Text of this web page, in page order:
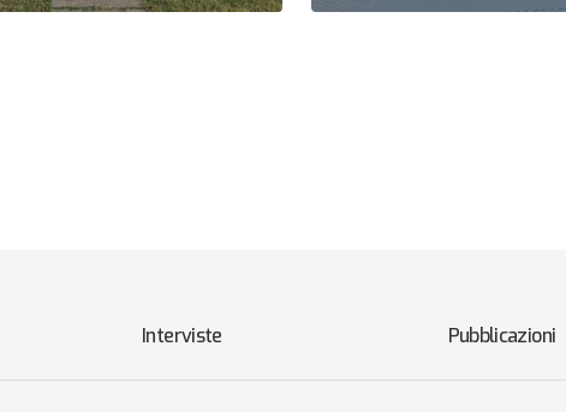
Interviste Pubblicazioni